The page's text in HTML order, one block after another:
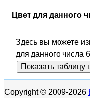
Цвет для данного
Здесь вы можете
для данного числа
Показать таблицу
Copyright © 2009-2026